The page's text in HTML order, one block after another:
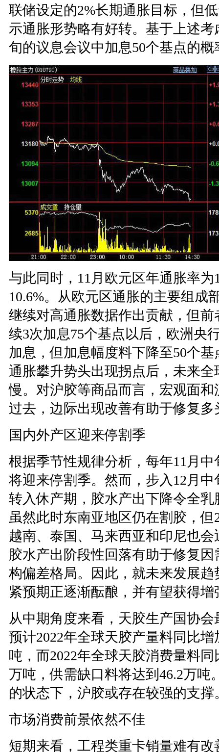
联储设定的2%长期通胀目标，但
示通胀形势略有好转。基于上述
旬的议息会议中加息50个基点的概
与此同时，11月欧元区年通胀率为
10.6%。从欧元区通胀的主要组成
继续对高通胀数据作出贡献，但
续3次加息75个基点以后，欧洲央
加息，但加息幅度料下降至50个
通胀攀升势头出现拐点后，未来
慢。对沪胶等商品而言，宏观面
过去，边际出现改善有助于修复多
国内外产区迎来停割季
根据季节性规律分析，每年11月
将迎来停割季。然而，步入12月
转入休产期，胶水产出下降令全
虽然此时东南亚地区仍在割胶，但
越南、泰国、马来西亚和印尼也
胶水产出阶段性回落有助于修复
构偏差格局。因此，就未来发展
紧预期正逐渐酝酿，并有望获得增
从中期角度来看，天胶生产国协
预计2022年全球天胶产量料同比增
吨，而2022年全球天胶消费量料同
万吨，供需缺口料将达到46.2万吨
的状态下，沪胶或存在较强的支撑
市场消费前景依然不佳
短期来看，工程类重卡销量难有